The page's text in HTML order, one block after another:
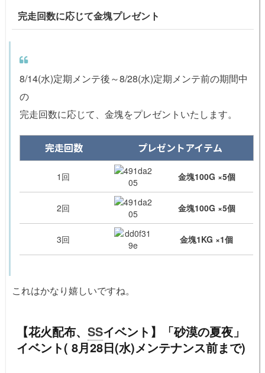
完走回数に応じて金塊プレゼント
8/14(水)定期メンテ後～8/28(水)定期メンテ前の期間中
の
完走回数に応じて、金塊をプレゼントいたします。
完走回数 プレゼントアイテム
1回 金塊100G ×5個
2回 金塊100G ×5個
3回 金塊1KG ×1個
これはかなり嬉しいですね。
【花火配布、 SSイベント】「砂漠の夏夜」
イベント( 8月28日(水)メンテナンス前まで)